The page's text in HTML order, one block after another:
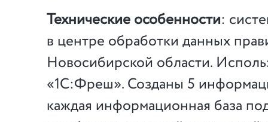
Технические особенности:
в центре обработки данных
Новосибирской области.
«1С:Фреш». Созданы 5
каждая информационная база